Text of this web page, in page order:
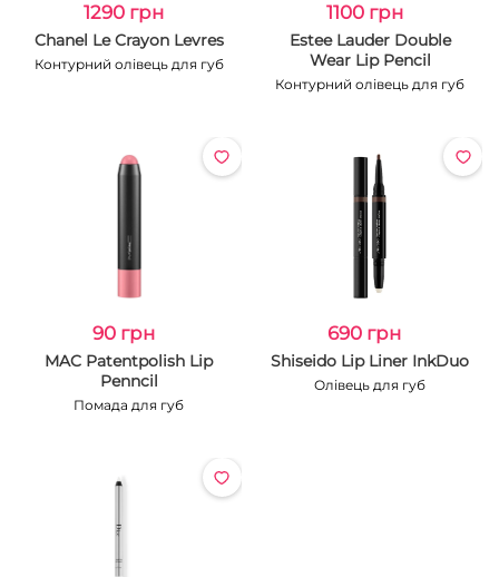
1290 грн
Chanel Le Crayon Levres
Контурний олівець для губ
1100 грн
Estee Lauder Double
Wear Lip Pencil
Контурний олівець для губ
90 грн
MAC Patentpolish Lip
Penncil
Помада для губ
690 грн
Shiseido Lip Liner InkDuo
Олівець для губ